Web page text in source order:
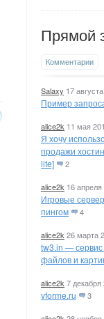
Прямой
Комментарии
Salaxy 17
Пример
alice2k 11 мая
Я хочу
продажи
lite]
2
alice2k 16
Игровые
пингом
4
alice2k 26 марта
tw3.in —
файлов и
alice2k 7
vforme.ru 3